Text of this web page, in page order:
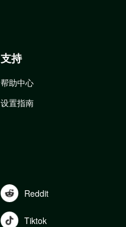
支持
帮助中心
设置指南
Reddit
Tiktok